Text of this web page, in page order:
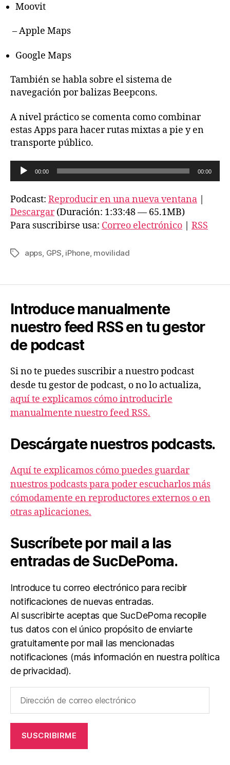
Moovit
– Apple Maps
Google Maps
También se habla sobre el sistema de
navegación por balizas Beepcons.
A nivel práctico se comenta como combinar
estas Apps para hacer rutas mixtas a pie y en
transporte público.
e
p
r
o
u
r
e
a
d
i
o
00:00 00:00
Podcast: Reproducir en una nueva ventana |
Descargar(Duración: 1:33:48 — 65.1MB)
Para suscribirse usa: Correo electrónico | RSS
Etiquetas
apps GPS iPhone, movilidad
Introduce manualmente
nuestro feed RSS en tu gestor
de podcast
Si no te puedes suscribir a nuestro podcast
desde tu gestor de podcast, o no lo actualiza,
aquí te explicamos cómo introducirle
manualmente nuestro feed RSS.
Descárgate nuestros podcasts.
Aquí te explicamos cómo puedes guardar
nuestros podcasts para poder escucharlos más
cómodamente en reproductores externos o en
otras aplicaciones.
Suscríbete por mail a las
entradas de SucDePoma.
Introduce tu correo electrónico para recibir
notificaciones de nuevas entradas.
Al suscribirte aceptas que SucDePoma recopile
tus datos con el único propósito de enviarte
gratuitamente por mail las mencionadas
notificaciones (más información en nuestra política
de privacidad).
correo
SUSCRIBIRME